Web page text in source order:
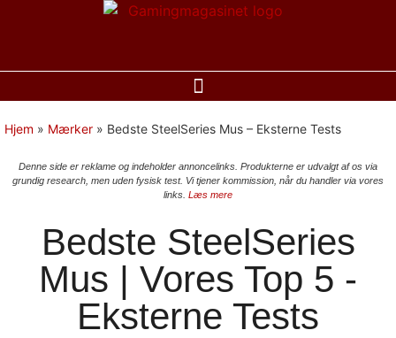
Hjem » Mærker » Bedste SteelSeries Mus – Eksterne Tests
Denne side er reklame og indeholder annoncelinks. Produkterne er udvalgt af os via
grundig research, men uden fysisk test. Vi tjener kommission, når du handler via vores
links. Læs mere
Bedste SteelSeries
Mus | Vores Top 5 -
Eksterne Tests